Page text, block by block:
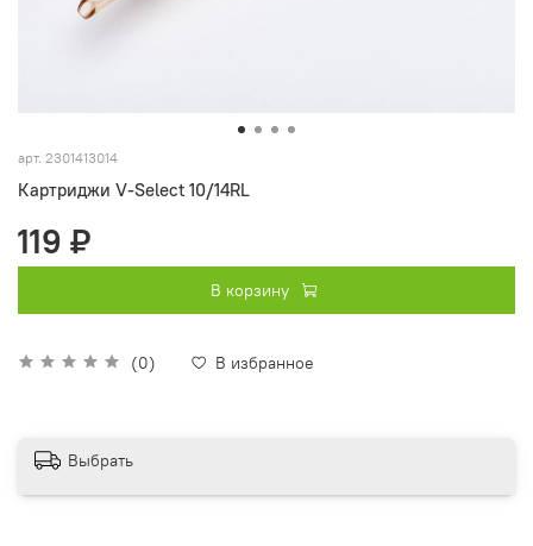
арт. 2301413014
Картриджи V-Select 10/14RL
(0) В избранное
119 ₽
В корзину
Выбрать